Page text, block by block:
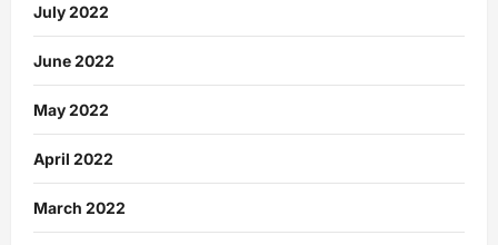
July 2022
June 2022
May 2022
April 2022
March 2022